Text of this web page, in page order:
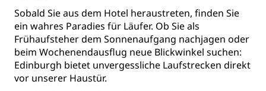
Sobald Sie aus dem Hotel heraustreten, finden Sie
ein wahres Paradies für Läufer. Ob Sie als
Frühaufsteher dem Sonnenaufgang nachjagen oder
beim Wochenendausflug neue Blickwinkel suchen:
Edinburgh bietet unvergessliche Laufstrecken direkt
vor unserer Haustür.